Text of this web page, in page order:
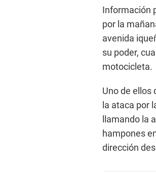
Información
por la
avenida
su poder,
motocicleta.
Uno de ellos
la ataca por
llamando la
hampones
dirección